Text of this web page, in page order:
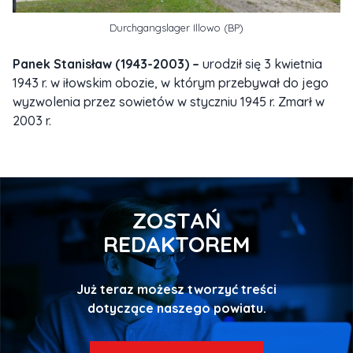
Durchgangslager Illowo (BP)
Panek Stanisław (1943-2003) – urodził się 3 kwietnia
1943 r. w iłowskim obozie, w którym przebywał do jego
wyzwolenia przez sowietów w styczniu 1945 r. Zmarł w
2003 r.
ZOSTAŃ
REDAKTOREM
Już teraz możesz tworzyć treści
dotyczące naszego powiatu.